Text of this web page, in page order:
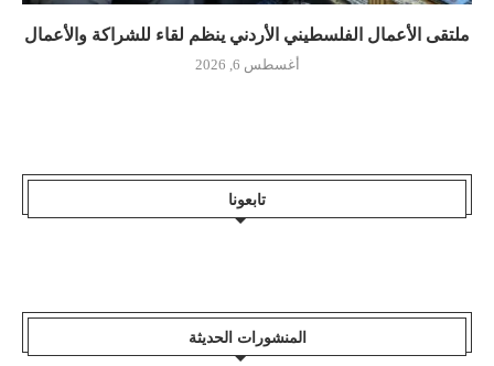
ملتقى الأعمال الفلسطيني الأردني ينظم لقاء للشراكة والأعمال
أغسطس 6, 2026
تابعونا
المنشورات الحديثة